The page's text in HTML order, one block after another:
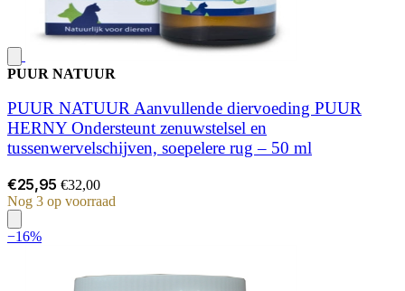
PUUR NATUUR
PUUR NATUUR Aanvullende diervoeding PUUR
HERNY Ondersteunt zenuwstelsel en
tussenwervelschijven, soepelere rug – 50 ml
€25,95 €32,00
Nog 3 op voorraad
−16%